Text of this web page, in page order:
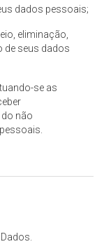
dados pessoais;
eliminação,
de seus dados
se as
não